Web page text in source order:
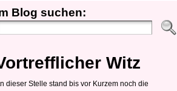
Blog suchen:
Witz
dieser Stelle stand bis vor Kurzem noch die